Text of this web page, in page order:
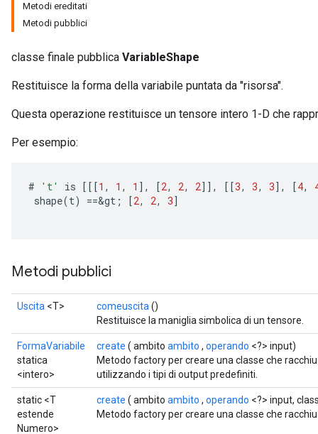
Metodi ereditati
Metodi pubblici
classe finale pubblica VariableShape
Restituisce la forma della variabile puntata da "risorsa".
Questa operazione restituisce un tensore intero 1-D che
Per esempio:
# 't' is [[[1 , 1 , 1 ] , [2, 2, 2]] , [[3, 3, 3] , [4,
shape(t) ==&gt ; [2, 2, 3]
Metodi pubblici
Uscita <T> comeuscita ()
Restituisce la maniglia simbolica di un tensore.
FormaVariabile
statica
<intero>
create ( ambito ambito , operando <?> input)
Metodo factory per creare una classe che
utilizzando i tipi di output predefiniti.
static <T
estende
Numero>
create ( ambito ambito , operando <?> input,
Metodo factory per creare una classe che